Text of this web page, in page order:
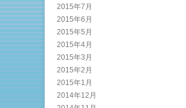
2015年7月
2015年6月
2015年5月
2015年4月
2015年3月
2015年2月
2015年1月
2014年12月